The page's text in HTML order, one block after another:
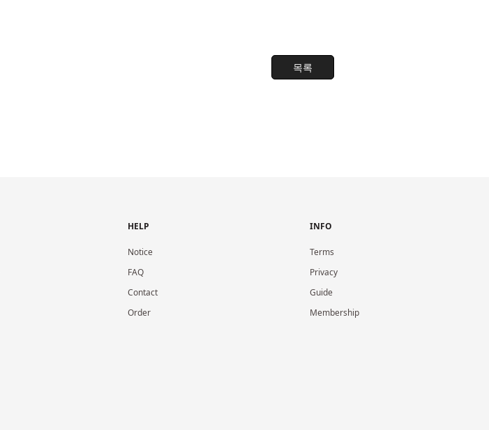
목록
HELP
Notice
FAQ
Contact
Order
INFO
Terms
Privacy
Guide
Membership